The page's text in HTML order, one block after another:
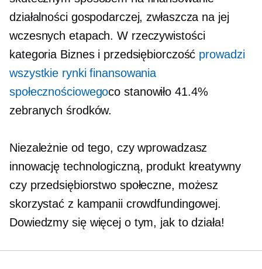
działalności gospodarczej, zwłaszcza na jej
wczesnych etapach. W rzeczywistości
kategoria Biznes i przedsiębiorczość prowadzi
wszystkie rynki finansowania
społecznościowegoco stanowiło 41.4%
zebranych środków.
Niezależnie od tego, czy wprowadzasz
innowację technologiczną, produkt kreatywny
czy przedsiębiorstwo społeczne, możesz
skorzystać z kampanii crowdfundingowej.
Dowiedzmy się więcej o tym, jak to działa!